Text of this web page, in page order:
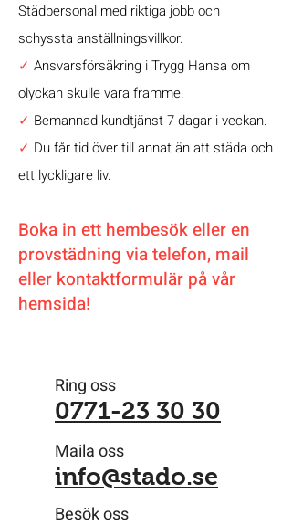
Städpersonal med riktiga jobb och
schyssta anställningsvillkor.
✓ Ansvarsförsäkring i Trygg Hansa om
olyckan skulle vara framme.
✓ Bemannad kundtjänst 7 dagar i veckan.
✓ Du får tid över till annat än att städa och
ett lyckligare liv.
Boka in ett hembesök eller en
provstädning via telefon, mail
eller kontaktformulär på vår
hemsida!
Ring oss
0771-23 30 30
Maila oss
info@stado.se
Besök oss